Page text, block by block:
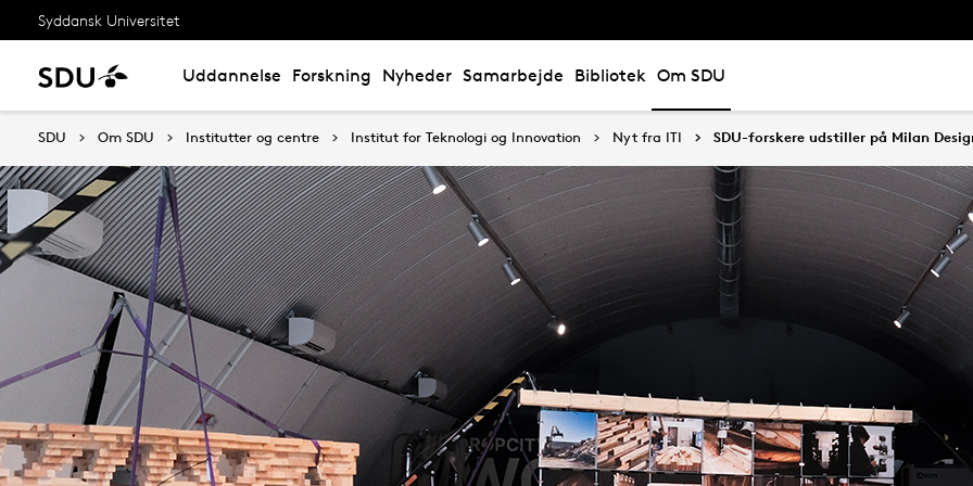
Syddansk Universitet
Uddannelse Forskning Nyheder Samarbejde Bibliotek Om SDU
SDU Om SDU Institutter og centre Institut for Teknologi og Innovation Nyt fra ITI SDU-forskere udstiller på Milan